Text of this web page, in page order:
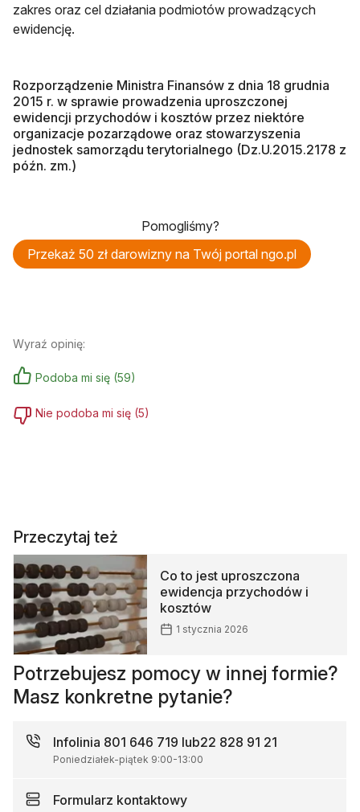
zakres oraz cel działania podmiotów prowadzących
ewidencję.
Rozporządzenie Ministra Finansów z dnia 18 grudnia
2015 r. w sprawie prowadzenia uproszczonej
ewidencji przychodów i kosztów przez niektóre
organizacje pozarządowe oraz stowarzyszenia
jednostek samorządu terytorialnego (Dz.U.2015.2178 z
późn. zm.)
Pomogliśmy?
Przekaż 50 zł darowizny na Twój portal ngo.pl
Wyraź opinię:
Podoba mi się (59)
Nie podoba mi się (5)
Przeczytaj też
Co to jest uproszczona
ewidencja przychodów i
kosztów
1 stycznia 2026
Potrzebujesz pomocy w innej formie?
Masz konkretne pytanie?
Infolinia 801 646 719 lub22 828 91 21
Poniedziałek-piątek 9:00-13:00
Formularz kontaktowy